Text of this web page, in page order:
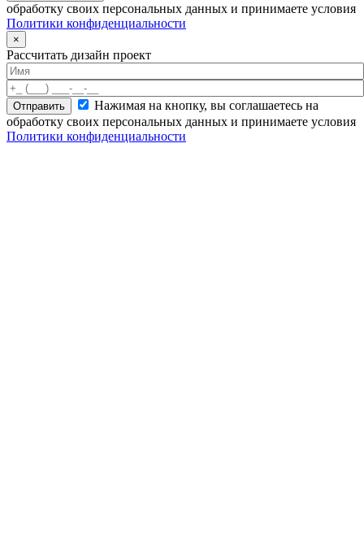
обработку своих персональных данных и принимаете условия
Политики конфиденциальности
×
Рассчитать дизайн проект
Нажимая на кнопку, вы соглашаетесь на
обработку своих персональных данных и принимаете условия
Политики конфиденциальности